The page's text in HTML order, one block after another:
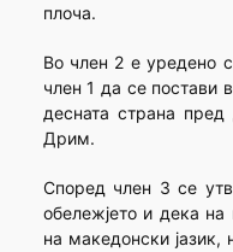
плоча.
Во член 2 е уредено
член 1 да се постави
десната страна
Дрим.
Според член 3 се
обележјето и дека на
на македонски јазик,